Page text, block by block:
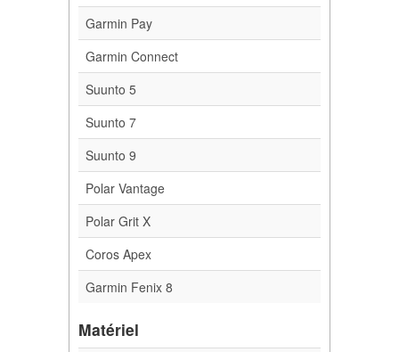
Garmin Pay
Garmin Connect
Suunto 5
Suunto 7
Suunto 9
Polar Vantage
Polar Grit X
Coros Apex
Garmin Fenix 8
Matériel